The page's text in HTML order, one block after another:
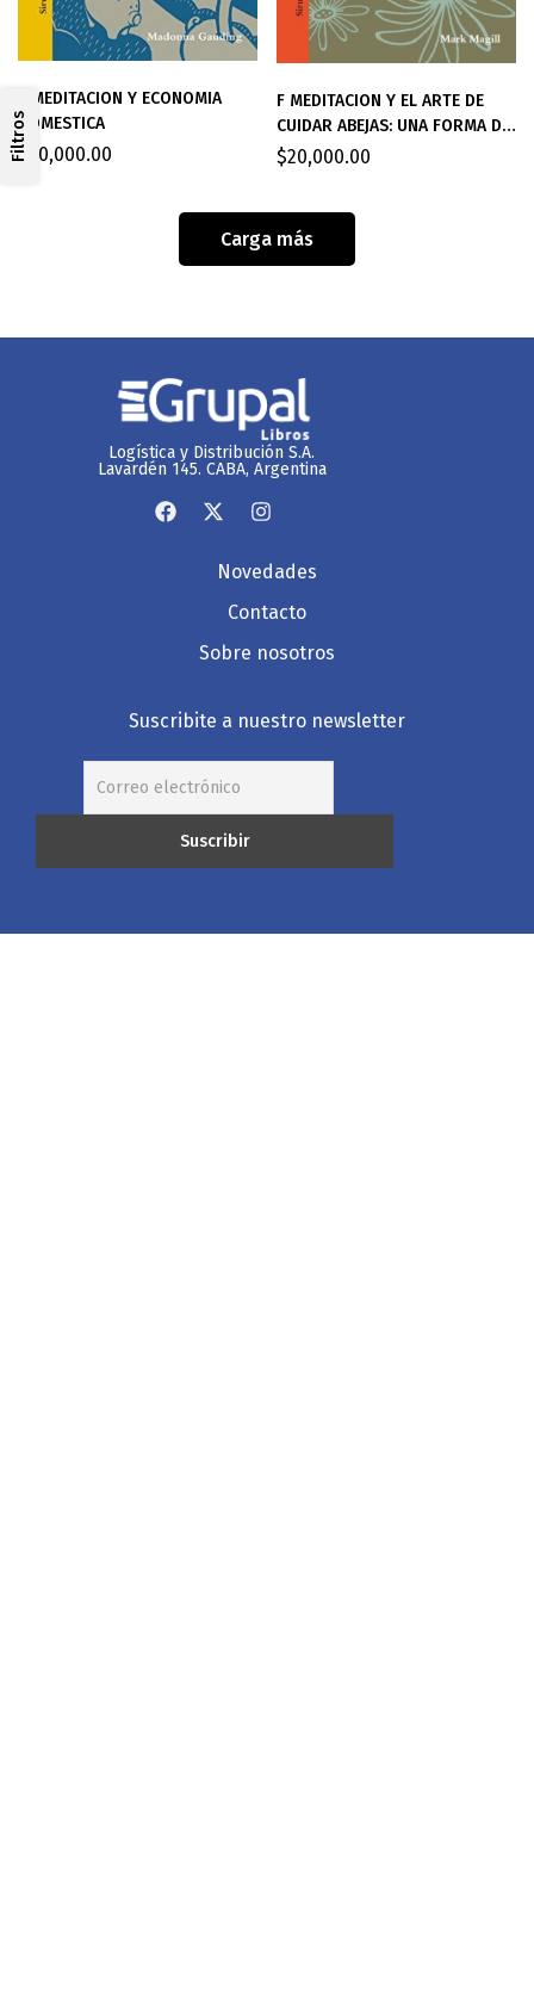
Filtros
F MEDITACION Y ECONOMIA
DOMESTICA
$ 20,000.00
F MEDITACION Y EL ARTE DE
CUIDAR ABEJAS: UNA FORMA DE
VIVIR
$20,000.00
Carga más
Logística y Distribución S.A.
Lavardén 145. CABA, Argentina
Novedades
Contacto
Sobre nosotros
Suscribite a nuestro newsletter